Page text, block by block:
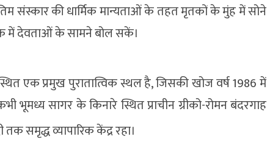
संस्कार की धार्मिक मान्यताओं के तहत मृतकों के मुंह में सोने
में देवताओं के सामने बोल सकें।
एक प्रमुख पुरातात्विक स्थल है, जिसकी खोज वर्ष 1986 में
भूमध्य सागर के किनारे स्थित प्राचीन ग्रीको-रोमन बंदरगाह
तक समृद्ध व्यापारिक केंद्र रहा।